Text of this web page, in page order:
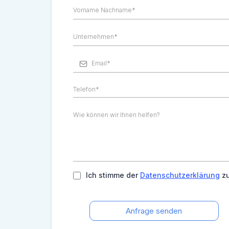
Ich stimme der Datenschutzerklärung
Anfrage senden